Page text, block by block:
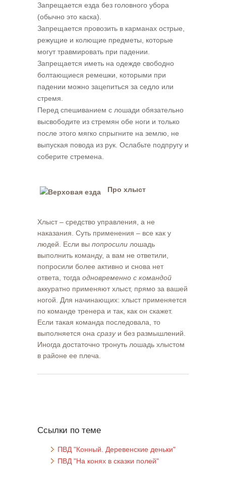
Запрещается езда без головного убора
(обычно это каска).
Запрещается провозить в карманах острые,
режущие и колющие предметы, которые
могут травмировать при падении.
Запрещается иметь на одежде свободно
болтающиеся ремешки, которыми при
падении можно зацепиться за седло или
стремя.
Перед спешиванием с лошади обязательно
высвободите из стремян обе ноги и только
после этого мягко спрыгните на землю, не
выпуская повода из рук. Ослабьте подпругу и
соберите стремена.
Про хлыст
Хлыст – средство управления, а не
наказания. Суть применения – все как у
людей. Если вы попросили лошадь
выполнить команду, а вам не ответили,
попросили более активно и снова нет
ответа, тогда одновременно с командой
аккуратно применяют хлыст, прямо за вашей
ногой. Для начинающих: хлыст применяется
по команде тренера и так, как он скажет.
Если такая команда последовала, то
выполняется она сразуи без размышлений.
Иногда достаточно тронуть лошадь хлыстом
в районе ее плеча.
Ссылки по теме
ПВД "Конный. Деревенские деньки"
ПВД "На конях в сказки полей"